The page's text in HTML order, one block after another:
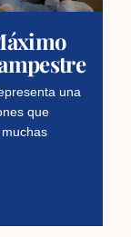
una
que